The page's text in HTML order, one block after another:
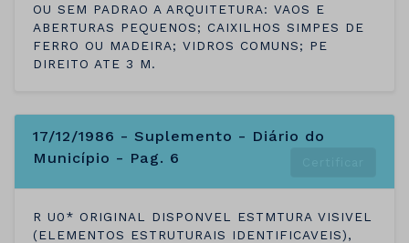
OU SEM PADRAO A ARQUITETURA: VAOS E
ABERTURAS PEQUENOS; CAIXILHOS SIMPES DE
FERRO OU MADEIRA; VIDROS COMUNS; PE
DIREITO ATE 3 M.
17/12/1986 - Suplemento - Diário do
Município - Pag. 6
R U0* ORIGINAL DISPONVEL ESTMTURA VISIVEL
(ELEMENTOS ESTRUTURAIS IDENTIFICAVEIS),